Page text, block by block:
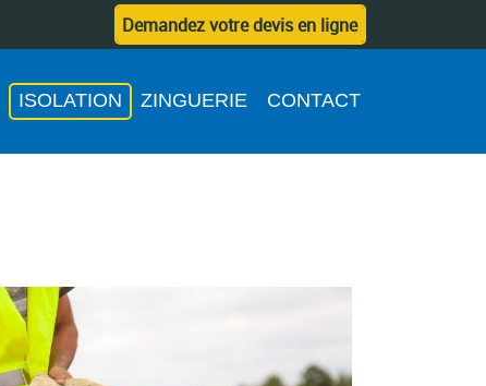
Demandez votre devis en ligne
ISOLATION ZINGUERIE CONTACT